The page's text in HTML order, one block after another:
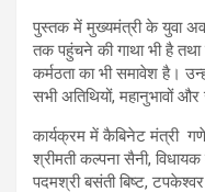
पुस्तक में मुख्यमंत्री के युवा
तक पहुंचने की गाथा भी है
कर्मठता का भी समावेश है।
सभी अतिथियों, महानुभावों
कार्यक्रम में कैबिनेट मंत्री
श्रीमती कल्पना सैनी,
पदमश्री बसंती बिष्ट,